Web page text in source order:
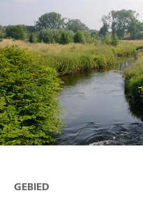
GEBIED